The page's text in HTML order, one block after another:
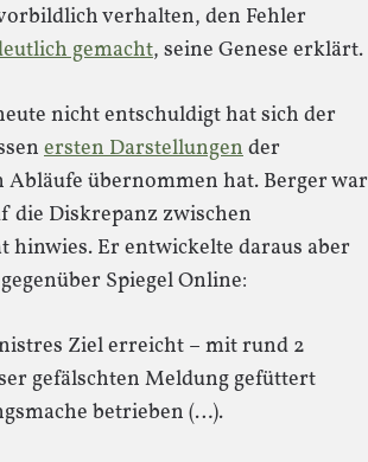
verhalten, den Fehler
gemacht, seine Genese erklärt.
nicht entschuldigt hat sich der
ersten Darstellungender
Abläufe übernommen hat. Berger war
die Diskrepanz zwischen
Er entwickelte daraus aber
Spiegel Online:
Ziel erreicht – mit rund 2
gefälschten Meldung gefüttert
betrieben (…).